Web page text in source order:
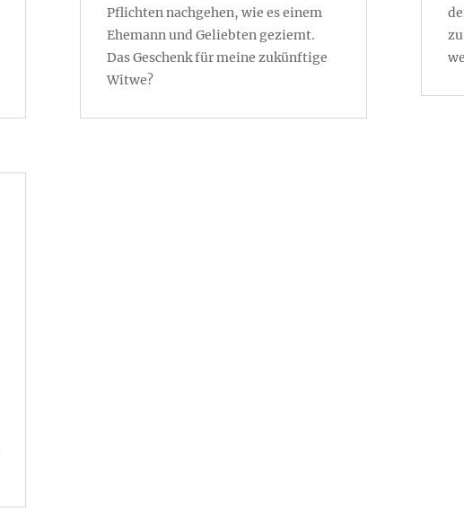
Pflichten nachgehen, wie es einem
Ehemann und Geliebten geziemt.
Das Geschenk für meine zukünftige
Witwe?